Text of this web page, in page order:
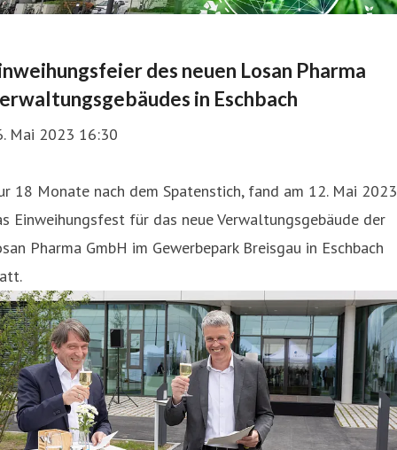
des neuen Losan Pharma
in Eschbach
Mai 2023 16:30
18 Monate nach dem Spatenstich, fand am 12. Mai 2023
Einweihungsfest für das neue Verwaltungsgebäude der
Pharma GmbH im Gewerbepark Breisgau in Eschbach